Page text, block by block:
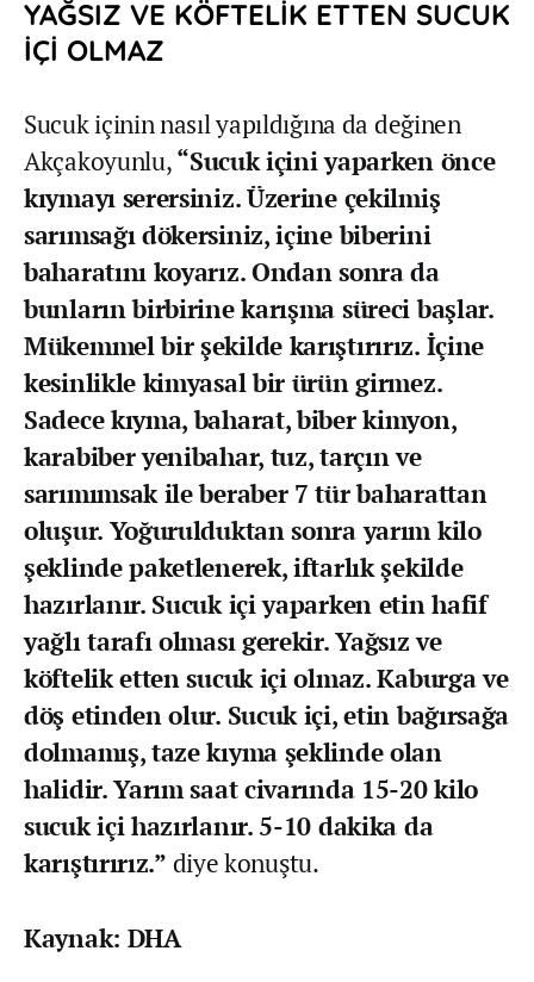
YAĞSIZ VE KÖFTELİK ETTEN SUCUK
İÇİ OLMAZ
Sucuk içinin nasıl yapıldığına da değinen
Akçakoyunlu,“Sucuk içini yaparken önce
kıymayı serersiniz. Üzerine çekilmiş
sarımsağı dökersiniz, içine biberini
baharatını koyarız. Ondan sonra da
bunların birbirine karışma süreci başlar.
Mükemmel bir şekilde karıştırırız. İçine
kesinlikle kimyasal bir ürün girmez.
Sadece kıyma, baharat, biber kimyon,
karabiber yenibahar, tuz, tarçın ve
sarımımsak ile beraber 7 tür baharattan
oluşur. Yoğurulduktan sonra yarım kilo
şeklinde paketlenerek, iftarlık şekilde
hazırlanır. Sucuk içi yaparken etin hafif
yağlı tarafı olması gerekir. Yağsız ve
köftelik etten sucuk içi olmaz. Kaburga ve
döş etinden olur. Sucuk içi, etin bağırsağa
dolmamış, taze kıyma şeklinde olan
halidir. Yarım saat civarında 15-20 kilo
sucuk içi hazırlanır. 5-10 dakika da
karıştırırız.” diye konuştu.
Kaynak: DHA